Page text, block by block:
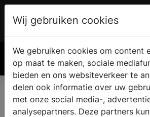
Wij gebruiken cookies
We gebruiken cookies om content
op maat te maken, sociale
bieden en ons websiteverkeer te
delen ook informatie over uw
met onze social media-,
analysepartners. Deze partners